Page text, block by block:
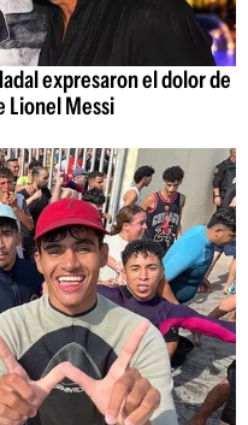
expresaron el dolor de
Lionel Messi